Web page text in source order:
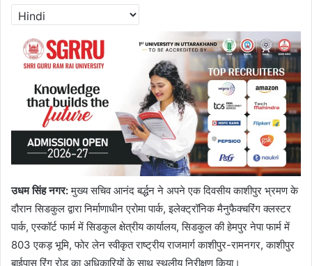
उधम सिंह नगर:मुख्य सचिव आनंद बर्द्धन ने अपने एक दिवसीय काशीपुर भ्रमण के
दौरान सिडकुल द्वारा निर्माणाधीन एरोमा पार्क, इलेक्ट्रॉनिक मैनुफैक्चरिंग क्लस्टर
पार्क, एस्कॉर्ट फार्म में सिडकुल क्षेत्रीय कार्यालय, सिडकुल की हेमपुर नेपा फार्म में
803 एकड़ भूमि, फोर लेन स्वीकृत राष्ट्रीय राजमार्ग काशीपुर-रामनगर, काशीपुर
बाईपास रिंग रोड का अधिकारियों के साथ स्थलीय निरीक्षण किया।